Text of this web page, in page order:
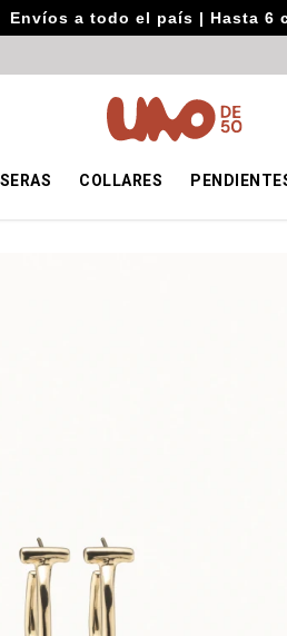
Envíos a todo el país | Hasta 6
COLLARES